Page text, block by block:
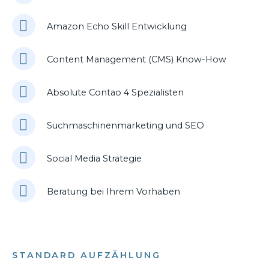
Amazon Echo Skill Entwicklung
Content Management (CMS) Know-How
Absolute Contao 4 Spezialisten
Suchmaschinenmarketing und SEO
Social Media Strategie
Beratung bei Ihrem Vorhaben
STANDARD AUFZÄHLUNG